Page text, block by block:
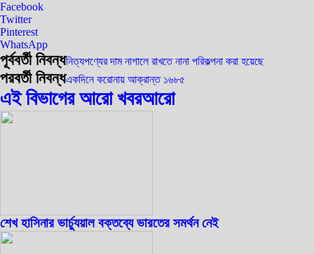
Facebook
Twitter
Pinterest
WhatsApp
পূর্ববর্তী নিবন্ধনিত্যপণ্যের দাম নাগালে রাখতে নানা পরিকল্পনা করা হয়েছে
পরবর্তী নিবন্ধএকদিনে করোনায় আক্রান্ত ১৬৮৫
এই বিভাগের আরো খবরআরো
শেখ হাসিনার ভার্চ্যুয়াল বক্তব্যে ভারতের সমর্থন নেই